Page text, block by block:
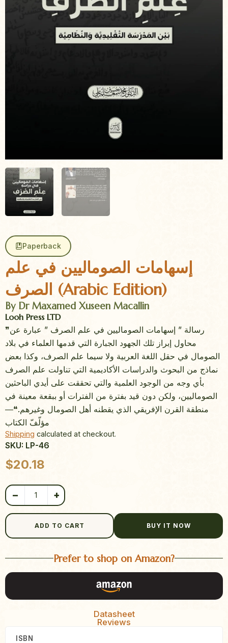
Paperback
إسهامات الصوماليين في علم
الصرف (Arabic Edition)
By Dr Maxamed Xuseen Macallin
Looh Press LTD
❞رسالة ” إسهامات الصوماليين في علم الصرف ” عبارة عن
محاول إبراز تلك الجهود الجبارة التي قدمها العلماء في بلاد
الصومال في حقل اللغة العربية ولا سيما علم الصرف، وكذا بعض
نماذج من البحوث والدراسات الأكاديمية التي تناولت علم الصرف
بأي وجه من الوجود العلمية والتي تحققت على أيدي الباحثين
الصوماليين، ولكن دون قيد بفترة من الفترات أو ببقعة معينة في
منطقة القرن الإفريقي الذي يقطنه أهل الصومال وغيرهم.❝―
ﻣﺆﻟّﻒّ اﻟﻜﺘﺎب
Shipping calculated at checkout.
SKU: LP-46
$20.18
− +
ADD TO CART BUY IT NOW
Prefer to shop on Amazon?
Datasheet
Reviews
ISBN